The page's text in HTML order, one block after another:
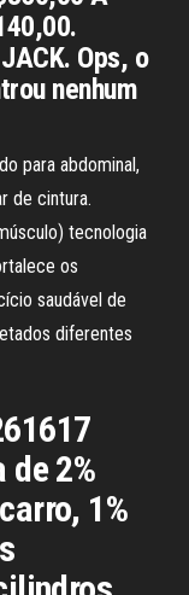
Ops, o
nenhum
para abdominal,
de cintura.
tecnologia
os
saudável de
diferentes
2%
1%